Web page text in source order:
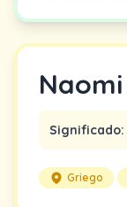
Naomi
Significado:
Griego